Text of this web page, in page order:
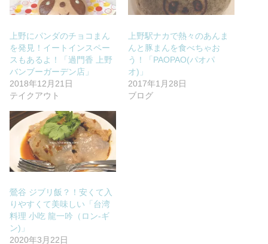
上野にパンダのチョコまん
を発見！イートインスペー
スもあるよ！「過門香 上野
バンブーガーデン店」
2018年12月21日
テイクアウト
上野駅ナカで熱々のあんま
んと豚まんを食べちゃお
う！「PAOPAO(パオパ
オ)」
2017年1月28日
ブログ
鶯谷 ジブリ飯？！安くて入
りやすくて美味しい「台湾
料理 小吃 龍一吟（ロン-ギ
ン)」
2020年3月22日